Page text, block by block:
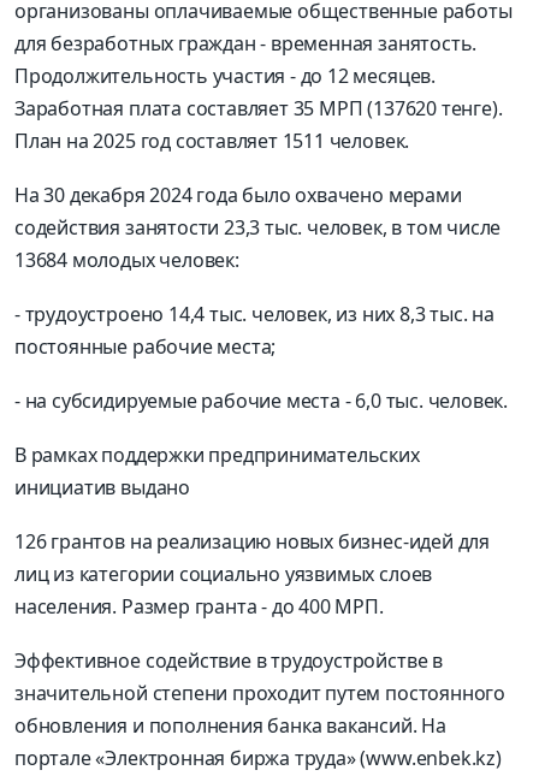
организованы оплачиваемые общественные работы
для безработных граждан - временная занятость.
Продолжительность участия - до 12 месяцев.
Заработная плата составляет 35 МРП (137620 тенге).
План на 2025 год составляет 1511 человек.
На 30 декабря 2024 года было охвачено мерами
содействия занятости 23,3 тыс. человек, в том числе
13684 молодых человек:
- трудоустроено 14,4 тыс. человек, из них 8,3 тыс. на
постоянные рабочие места;
- на субсидируемые рабочие места - 6,0 тыс. человек.
В рамках поддержки предпринимательских
инициатив выдано
126 грантов на реализацию новых бизнес-идей для
лиц из категории социально уязвимых слоев
населения. Размер гранта - до 400 МРП.
Эффективное содействие в трудоустройстве в
значительной степени проходит путем постоянного
обновления и пополнения банка вакансий. На
портале «Электронная биржа труда» (www.enbek.kz)